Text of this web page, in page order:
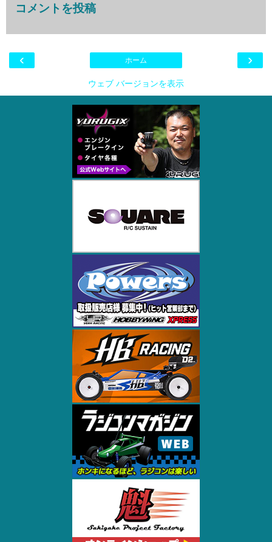
コメントを投稿
‹ ›
ホーム
ウェブ バージョンを表示